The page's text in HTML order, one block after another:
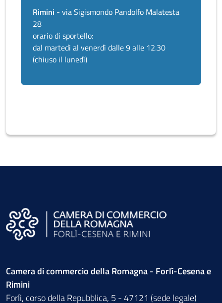
Rimini - via Sigismondo Pandolfo Malatesta
28
orario di sportello:
dal martedì al venerdì dalle 9 alle 12.30
(chiuso il lunedì)
Camera di commercio della Romagna - Forlì-Cesena e
Rimini
Forlì, corso della Repubblica, 5 - 47121 (sede legale)